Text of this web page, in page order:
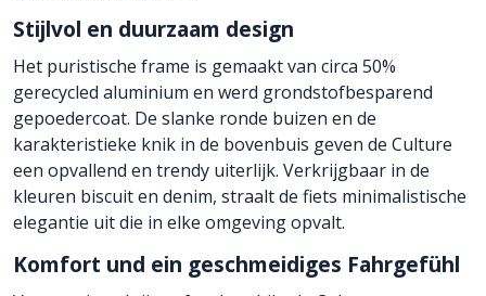
Stijlvol en duurzaam design
Het puristische frame is gemaakt van circa 50%
gerecycled aluminium en werd grondstofbesparend
gepoedercoat. De slanke ronde buizen en de
karakteristieke knik in de bovenbuis geven de Culture
een opvallend en trendy uiterlijk. Verkrijgbaar in de
kleuren biscuit en denim, straalt de fiets minimalistische
elegantie uit die in elke omgeving opvalt.
Komfort und ein geschmeidiges Fahrgefühl